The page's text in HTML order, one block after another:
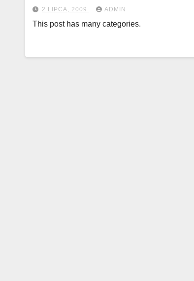
2 LIPCA, 2009 ADMIN
This post has many categories.